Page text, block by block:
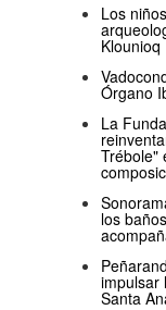
Los
Klounioq
Órgano
La
Trébole"
los
impulsar
Santa